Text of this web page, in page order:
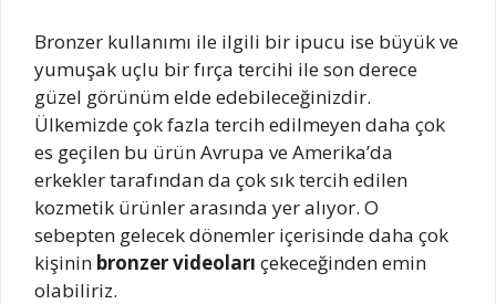
Bronzer kullanımı ile ilgili bir ipucu ise büyük ve
yumuşak uçlu bir fırça tercihi ile son derece
güzel görünüm elde edebileceğinizdir.
Ülkemizde çok fazla tercih edilmeyen daha çok
es geçilen bu ürün Avrupa ve Amerika’da
erkekler tarafından da çok sık tercih edilen
kozmetik ürünler arasında yer alıyor. O
sebepten gelecek dönemler içerisinde daha çok
kişinin bronzer videoları çekeceğinden emin
olabiliriz.